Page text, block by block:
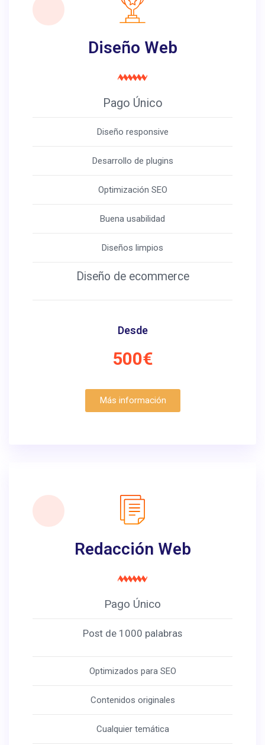
Diseño Web
Pago Único
Diseño responsive
Desarrollo de plugins
Optimización SEO
Buena usabilidad
Diseños limpios
Diseño de ecommerce
Desde
500€
Más información
Redacción Web
Pago Único
Post de 1000 palabras
Optimizados para SEO
Contenidos originales
Cualquier temática